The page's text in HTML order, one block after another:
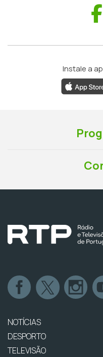
Instale a
NOTÍCIAS
DESPORTO
TELEVISÃO